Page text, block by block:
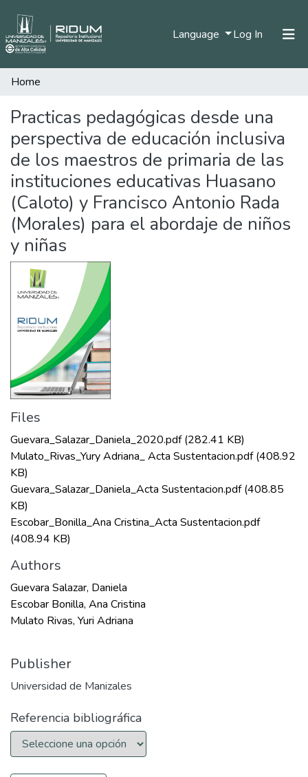
Language Log In (current)
Communities & Collections
All of DSpace
Statistics
Home
Practicas pedagógicas desde una
perspectiva de educación inclusiva
de los maestros de primaria de las
instituciones educativas Huasano
(Caloto) y Francisco Antonio Rada
(Morales) para el abordaje de niños
y niñas
Files
Guevara_Salazar_Daniela_2020.pdf(282.41 KB)
Mulato_Rivas_Yury Adriana_ Acta Sustentacion.pdf(408.92
KB)
Guevara_Salazar_Daniela_Acta Sustentacion.pdf(408.85
KB)
Escobar_Bonilla_Ana Cristina_Acta Sustentacion.pdf
(408.94 KB)
Authors
Guevara Salazar, Daniela
Escobar Bonilla, Ana Cristina
Mulato Rivas, Yuri Adriana
Publisher
Universidad de Manizales
Referencia bibliográfica